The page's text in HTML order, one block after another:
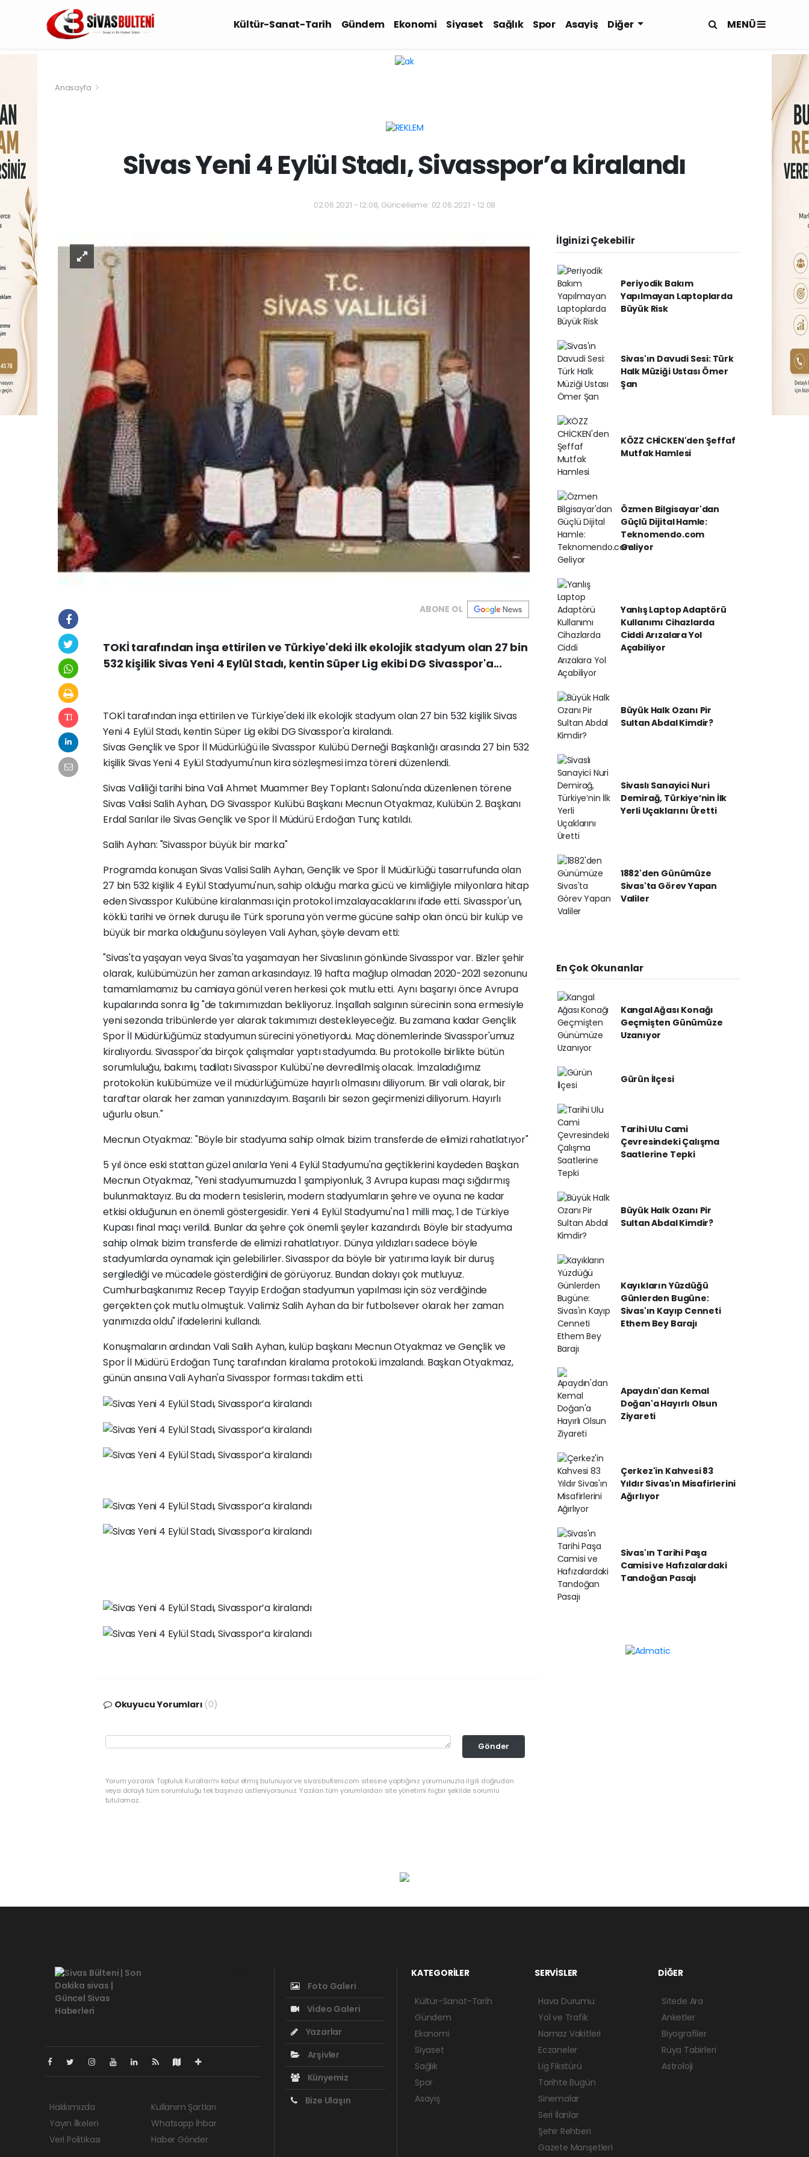
Kültür-Sanat-Tarih Gündem Ekonomi Siyaset Sağlık Spor Asayiş Diğer MENÜ
Anasayfa
Sivas Yeni 4 Eylül Stadı, Sivasspor’a kiralandı
02.06.2021 - 12:08, Güncelleme: 02.06.2021 - 12:08
ABONE OL
TOKİ tarafından inşa ettirilen ve Türkiye'deki ilk ekolojik stadyum olan 27 bin
532 kişilik Sivas Yeni 4 Eylül Stadı, kentin Süper Lig ekibi DG Sivasspor'a...
TOKİ tarafından inşa ettirilen ve Türkiye'deki ilk ekolojik stadyum olan 27 bin 532 kişilik Sivas
Yeni 4 Eylül Stadı, kentin Süper Lig ekibi DG Sivasspor'a kiralandı.
Sivas Gençlik ve Spor İl Müdürlüğü ile Sivasspor Kulübü Derneği Başkanlığı arasında 27 bin 532
kişilik Sivas Yeni 4 Eylül Stadyumu'nun kira sözleşmesi imza töreni düzenlendi.
Sivas Valiliği tarihi bina Vali Ahmet Muammer Bey Toplantı Salonu'nda düzenlenen törene
Sivas Valisi Salih Ayhan, DG Sivasspor Kulübü Başkanı Mecnun Otyakmaz, Kulübün 2. Başkanı
Erdal Sarılar ile Sivas Gençlik ve Spor İl Müdürü Erdoğan Tunç katıldı.
Salih Ayhan: "Sivasspor büyük bir marka"
Programda konuşan Sivas Valisi Salih Ayhan, Gençlik ve Spor İl Müdürlüğü tasarrufunda olan
27 bin 532 kişilik 4 Eylül Stadyumu'nun, sahip olduğu marka gücü ve kimliğiyle milyonlara hitap
eden Sivasspor Kulübüne kiralanması için protokol imzalayacaklarını ifade etti. Sivasspor'un,
köklü tarihi ve örnek duruşu ile Türk sporuna yön verme gücüne sahip olan öncü bir kulüp ve
büyük bir marka olduğunu söyleyen Vali Ayhan, şöyle devam etti:
"Sivas'ta yaşayan veya Sivas'ta yaşamayan her Sivaslının gönlünde Sivasspor var. Bizler şehir
olarak, kulübümüzün her zaman arkasındayız. 19 hafta mağlup olmadan 2020-2021 sezonunu
tamamlamamız bu camiaya gönül veren herkesi çok mutlu etti. Aynı başarıyı önce Avrupa
kupalarında sonra lig "de takımımızdan bekliyoruz. İnşallah salgının sürecinin sona ermesiyle
yeni sezonda tribünlerde yer alarak takımımızı destekleyeceğiz. Bu zamana kadar Gençlik
Spor İl Müdürlüğümüz stadyumun sürecini yönetiyordu. Maç dönemlerinde Sivasspor'umuz
kiralıyordu. Sivasspor'da birçok çalışmalar yaptı stadyumda. Bu protokolle birlikte bütün
sorumluluğu, bakımı, tadilatı Sivasspor Kulübü'ne devredilmiş olacak. İmzaladığımız
protokolün kulübümüze ve il müdürlüğümüze hayırlı olmasını diliyorum. Bir vali olarak, bir
taraftar olarak her zaman yanınızdayım. Başarılı bir sezon geçirmenizi diliyorum. Hayırlı
uğurlu olsun."
Mecnun Otyakmaz: "Böyle bir stadyuma sahip olmak bizim transferde de elimizi rahatlatıyor"
5 yıl önce eski stattan güzel anılarla Yeni 4 Eylül Stadyumu'na geçtiklerini kaydeden Başkan
Mecnun Otyakmaz, "Yeni stadyumumuzda 1 şampiyonluk, 3 Avrupa kupası maçı sığdırmış
bulunmaktayız. Bu da modern tesislerin, modern stadyumların şehre ve oyuna ne kadar
etkisi olduğunun en önemli göstergesidir. Yeni 4 Eylül Stadyumu'na 1 milli maç, 1 de Türkiye
Kupası final maçı verildi. Bunlar da şehre çok önemli şeyler kazandırdı. Böyle bir stadyuma
sahip olmak bizim transferde de elimizi rahatlatıyor. Dünya yıldızları sadece böyle
stadyumlarda oynamak için gelebilirler. Sivasspor da böyle bir yatırıma layık bir duruş
sergilediği ve mücadele gösterdiğini de görüyoruz. Bundan dolayı çok mutluyuz.
Cumhurbaşkanımız Recep Tayyip Erdoğan stadyumun yapılması için söz verdiğinde
gerçekten çok mutlu olmuştuk. Valimiz Salih Ayhan da bir futbolsever olarak her zaman
yanımızda oldu" ifadelerini kullandı.
Konuşmaların ardından Vali Salih Ayhan, kulüp başkanı Mecnun Otyakmaz ve Gençlik ve
Spor İl Müdürü Erdoğan Tunç tarafından kiralama protokolü imzalandı. Başkan Otyakmaz,
günün anısına Vali Ayhan'a Sivasspor forması takdim etti.
Okuyucu Yorumları (0)
Gönder
Yorum yazarak Topluluk Kuralları’nı kabul etmiş bulunuyor ve sivasbulteni.com sitesine yaptığınız yorumunuzla ilgili doğrudan
veya dolaylı tüm sorumluluğu tek başınıza üstleniyorsunuz. Yazılan tüm yorumlardan site yönetimi hiçbir şekilde sorumlu
tutulamaz.
İlginizi Çekebilir
Periyodik Bakım
Yapılmayan Laptoplarda
Büyük Risk
Sivas'ın Davudi Sesi: Türk
Halk Müziği Ustası Ömer
Şan
KÖZZ CHİCKEN'den Şeffaf
Mutfak Hamlesi
Özmen Bilgisayar'dan
Güçlü Dijital Hamle:
Teknomendo.com
Geliyor
Yanlış Laptop Adaptörü
Kullanımı Cihazlarda
Ciddi Arızalara Yol
Açabiliyor
Büyük Halk Ozanı Pir
Sultan Abdal Kimdir?
Sivaslı Sanayici Nuri
Demirağ, Türkiye’nin İlk
Yerli Uçaklarını Üretti
1882'den Günümüze
Sivas'ta Görev Yapan
Valiler
En Çok Okunanlar
Kangal Ağası Konağı
Geçmişten Günümüze
Uzanıyor
Gürün İlçesi
Tarihi Ulu Cami
Çevresindeki Çalışma
Saatlerine Tepki
Büyük Halk Ozanı Pir
Sultan Abdal Kimdir?
Kayıkların Yüzdüğü
Günlerden Bugüne:
Sivas'ın Kayıp Cenneti
Ethem Bey Barajı
Apaydın'dan Kemal
Doğan'a Hayırlı Olsun
Ziyareti
Çerkez'in Kahvesi 83
Yıldır Sivas'ın Misafirlerini
Ağırlıyor
Sivas'ın Tarihi Paşa
Camisi ve Hafızalardaki
Tandoğan Pasajı
Hakkımızda
Yayın İlkeleri
Veri Politikası
Kullanım Şartları
Whatsapp İhbar
Haber Gönder
Foto Galeri
Video Galeri
Yazarlar
Arşivler
Künyemiz
Bize Ulaşın
KATEGORİLER
Kültür-Sanat-Tarih
Gündem
Ekonomi
Siyaset
Sağlık
Spor
Asayiş
SERVİSLER
Hava Durumu
Yol ve Trafik
Namaz Vakitleri
Eczaneler
Lig Fikstürü
Tarihte Bugün
Sinemalar
Seri İlanlar
Şehir Rehberi
Gazete Manşetleri
DİĞER
Sitede Ara
Anketler
Biyografiler
Rüya Tabirleri
Astroloji